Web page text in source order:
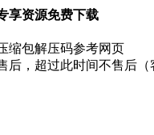
享资源免费下载
缩包解压码参考网页
后，超过此时间不售后（